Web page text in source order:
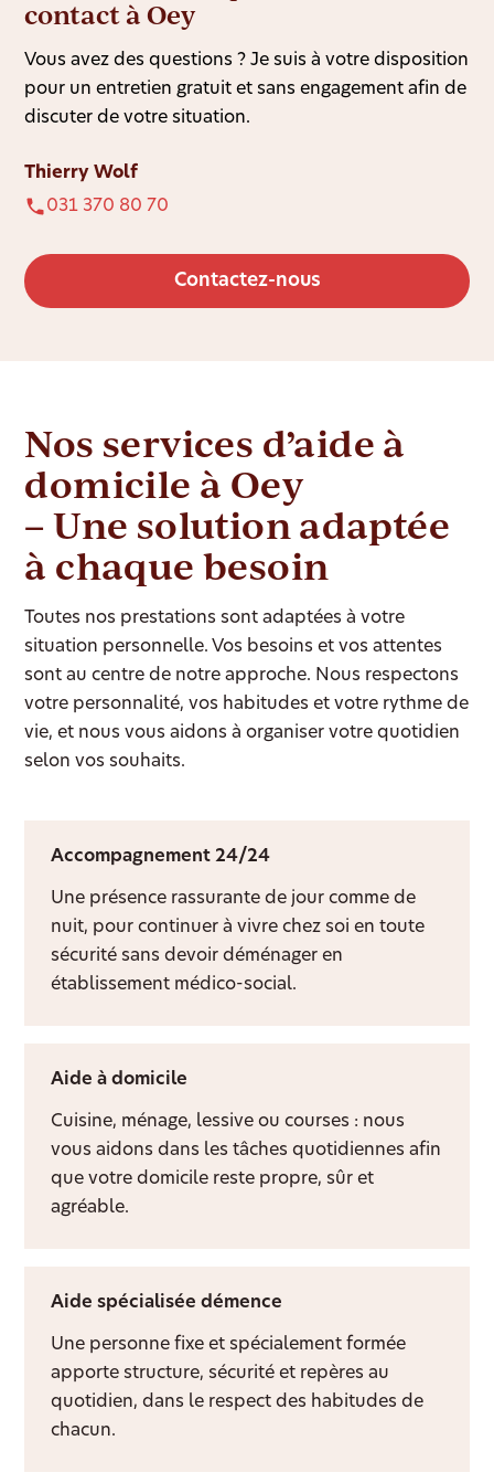
contact à Oey
Vous avez des questions ? Je suis à votre disposition
pour un entretien gratuit et sans engagement afin de
discuter de votre situation.
Thierry Wolf
031 370 80 70
Contactez-nous
Nos services d’aide à
domicile à Oey
– Une solution adaptée
à chaque besoin
Toutes nos prestations sont adaptées à votre
situation personnelle. Vos besoins et vos attentes
sont au centre de notre approche. Nous respectons
votre personnalité, vos habitudes et votre rythme de
vie, et nous vous aidons à organiser votre quotidien
selon vos souhaits.
Accompagnement 24/24
Une présence rassurante de jour comme de
nuit, pour continuer à vivre chez soi en toute
sécurité sans devoir déménager en
établissement médico-social.
Aide à domicile
Cuisine, ménage, lessive ou courses : nous
vous aidons dans les tâches quotidiennes afin
que votre domicile reste propre, sûr et
agréable.
Aide spécialisée démence
Une personne fixe et spécialement formée
apporte structure, sécurité et repères au
quotidien, dans le respect des habitudes de
chacun.